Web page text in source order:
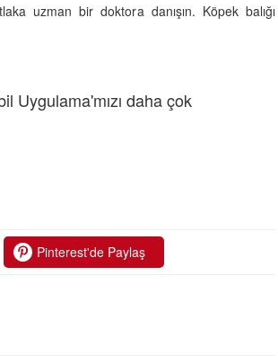
uzman bir doktora danışın. Köpek balığı
Uygulama'mızı daha çok
Pinterest'de Paylaş